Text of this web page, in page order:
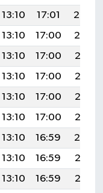
13:10 17:01
20:20
13:10 17:00
20:19
13:10 17:00
20:18
13:10 17:00
20:17
13:10 17:00
20:16
13:10 17:00
20:15
13:10 16:59
20:14
13:10 16:59
20:13
13:10 16:59
20:12